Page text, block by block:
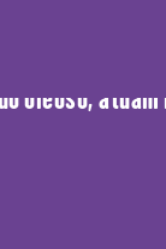
e
oleoso,